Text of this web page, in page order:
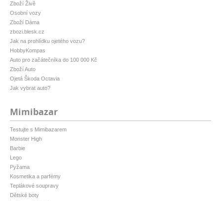
Zboží Živě
Osobní vozy
Zboží Dáma
zbozi.blesk.cz
Jak na prohlídku ojetého vozu?
HobbyKompas
Auto pro začátečníka do 100 000 Kč
Zboží Auto
Ojetá Škoda Octavia
Jak vybrat auto?
Mimibazar
Testujte s Mimibazarem
Monster High
Barbie
Lego
Pyžama
Kosmetika a parfémy
Teplákové soupravy
Dětské boty